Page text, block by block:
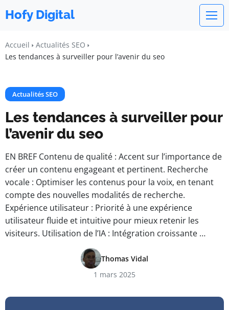
Hofy Digital
Accueil
Actualités SEO
Les tendances à surveiller pour l’avenir du seo
Actualités SEO
Les tendances à surveiller pour
l’avenir du seo
EN BREF Contenu de qualité : Accent sur l’importance de
créer un contenu engageant et pertinent. Recherche
vocale : Optimiser les contenus pour la voix, en tenant
compte des nouvelles modalités de recherche.
Expérience utilisateur : Priorité à une expérience
utilisateur fluide et intuitive pour mieux retenir les
visiteurs. Utilisation de l’IA : Intégration croissante …
Thomas Vidal
1 mars 2025